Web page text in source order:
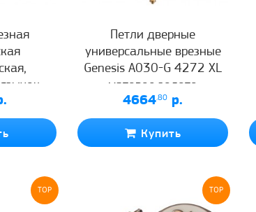
B
Петли дверные
универсальные врезные
Genesis A030-G 4272 XL
матовое золото
4664.80 р.
Купить
TOP TOP